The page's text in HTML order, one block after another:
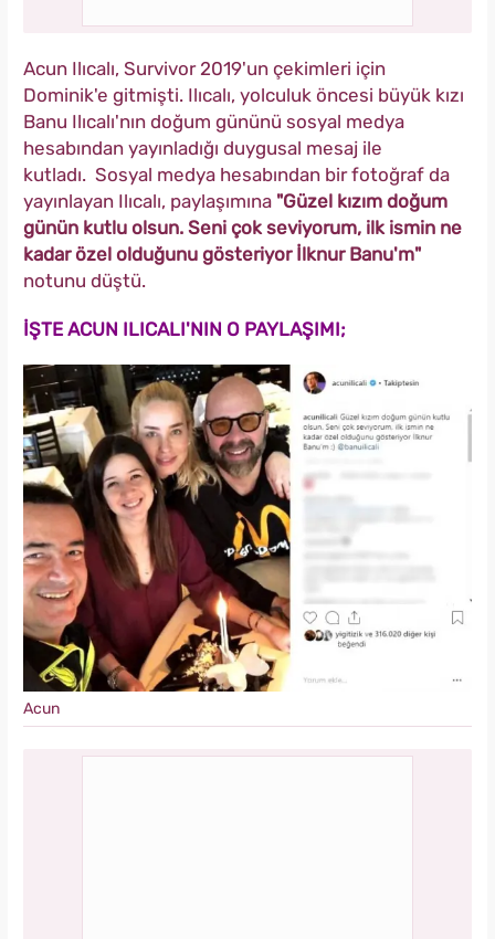
Acun Ilıcalı, Survivor 2019'un çekimleri için
Dominik'e gitmişti. Ilıcalı, yolculuk öncesi büyük kızı
Banu Ilıcalı'nın doğum gününü sosyal medya
hesabından yayınladığı duygusal mesaj ile
kutladı. Sosyal medya hesabından bir fotoğraf da
yayınlayan Ilıcalı, paylaşımına "Güzel kızım doğum
günün kutlu olsun. Seni çok seviyorum, ilk ismin ne
kadar özel olduğunu gösteriyor İlknur Banu'm"
notunu düştü.
İŞTE ACUN ILICALI'NIN O PAYLAŞIMI;
Acun